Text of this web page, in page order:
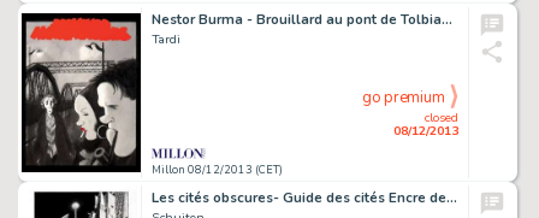
Nestor Burma - Brouillard au pont de Tolbiac Encre de Chine, lavis
Tardi
Millon 08/12/2013 (CET)
closed
08/12/2013
go premium
Les cités obscures- Guide des cités Encre de Chine pour le dessin